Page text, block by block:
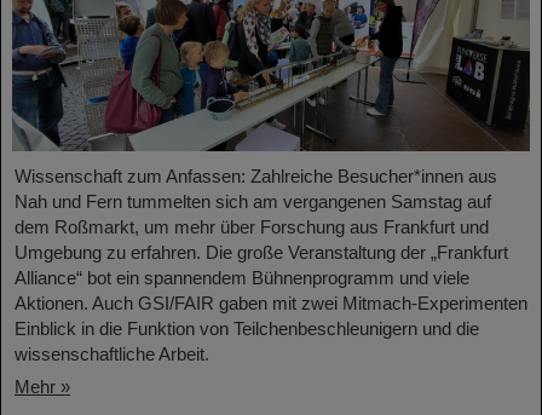
Wissenschaft zum Anfassen: Zahlreiche Besucher*innen aus
Nah und Fern tummelten sich am vergangenen Samstag auf
dem Roßmarkt, um mehr über Forschung aus Frankfurt und
Umgebung zu erfahren. Die große Veranstaltung der „Frankfurt
Alliance“ bot ein spannendem Bühnenprogramm und viele
Aktionen. Auch GSI/FAIR gaben mit zwei Mitmach-Experimenten
Einblick in die Funktion von Teilchenbeschleunigern und die
wissenschaftliche Arbeit.
Mehr »